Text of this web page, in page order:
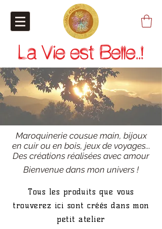
La Vie est Belle..!
Maroquinerie cousue main, bijoux
en cuir ou en bois, jeux de voyages...
Des créations réalisées avec amour
Bienvenue dans mon univers !
Tous les produits que vous
trouverez ici sont créés dans mon
petit atelier